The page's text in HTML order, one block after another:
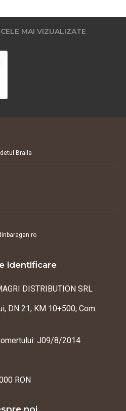
CELE MAI VIZUALIZATE
Braila
identificare
DISTRIBUTION SRL
DN 21, KM 10+500, Com.
J09/8/2014
RON
noi